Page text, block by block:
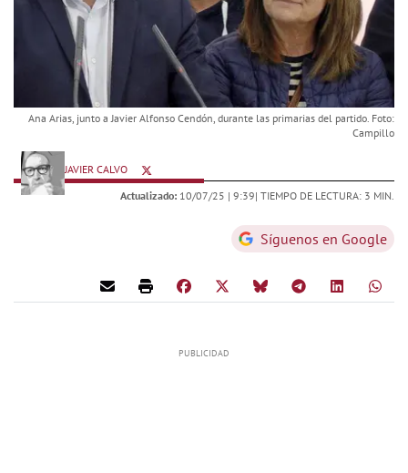
Ana Arias, junto a Javier Alfonso Cendón, durante las primarias del partido. Foto:
Campillo
JAVIER CALVO
Actualizado: 10/07/25 | 9:39| TIEMPO DE LECTURA: 3 MIN.
Síguenos en Google